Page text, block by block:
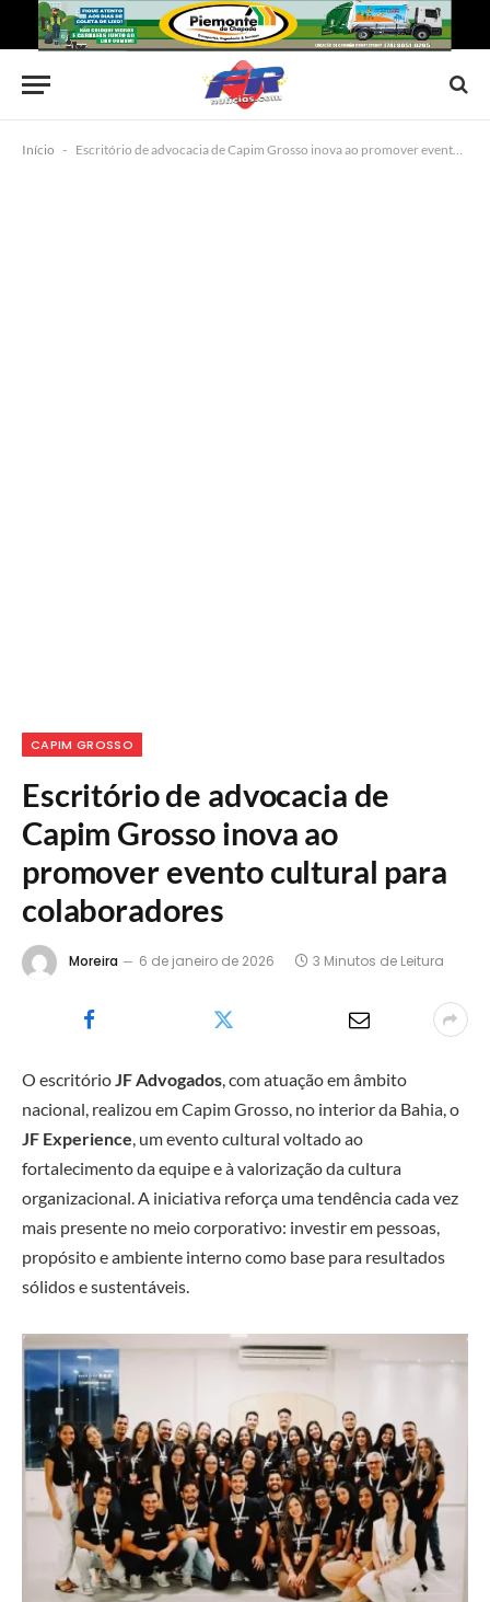
Início - Escritório de advocacia de Capim Grosso inova ao promover evento cultural para colaboradores
CAPIM GROSSO
Escritório de advocacia de
Capim Grosso inova ao
promover evento cultural para
colaboradores
Moreira 6 de janeiro de 2026 3 Minutos de Leitura
O escritórioJF Advogados, com atuação em âmbito
nacional, realizou em Capim Grosso, no interior da Bahia, o
JF Experience, um evento cultural voltado ao
fortalecimento da equipe e à valorização da cultura
organizacional. A iniciativa reforça uma tendência cada vez
mais presente no meio corporativo: investir em pessoas,
propósito e ambiente interno como base para resultados
sólidos e sustentáveis.